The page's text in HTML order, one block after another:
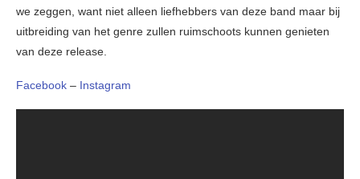
we zeggen, want niet alleen liefhebbers van deze band maar bij
uitbreiding van het genre zullen ruimschoots kunnen genieten
van deze release.
Facebook – Instagram